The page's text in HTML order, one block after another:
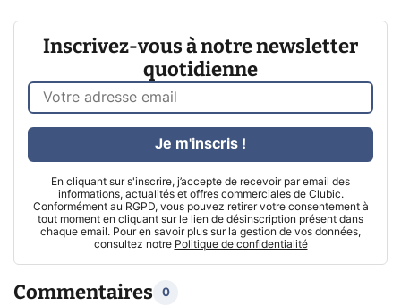
Inscrivez-vous à notre newsletter
quotidienne
En cliquant sur s'inscrire, j’accepte de recevoir par email des
informations, actualités et offres commerciales de Clubic.
Conformément au RGPD, vous pouvez retirer votre consentement à
tout moment en cliquant sur le lien de désinscription présent dans
chaque email. Pour en savoir plus sur la gestion de vos données,
consultez notre Politique de confidentialité
Je m'inscris !
Commentaires 0